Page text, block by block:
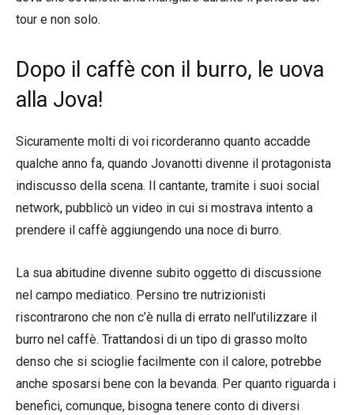
tour e non solo.
Dopo il caffè con il burro, le uova
alla Jova!
Sicuramente molti di voi ricorderanno quanto accadde
qualche anno fa, quando Jovanotti divenne il protagonista
indiscusso della scena. Il cantante, tramite i suoi social
network, pubblicò un video in cui si mostrava intento a
prendere il caffè aggiungendo una noce di burro.
La sua abitudine divenne subito oggetto di discussione
nel campo mediatico. Persino tre nutrizionisti
riscontrarono che non c’è nulla di errato nell’utilizzare il
burro nel caffè. Trattandosi di un tipo di grasso molto
denso che si scioglie facilmente con il calore, potrebbe
anche sposarsi bene con la bevanda. Per quanto riguarda i
benefici, comunque, bisogna tenere conto di diversi